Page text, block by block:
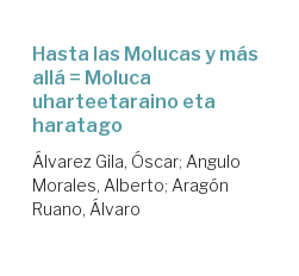
Hasta las Molucas y más
allá = Moluca
uharteetaraino eta
haratago
Álvarez Gila, Óscar; Angulo
Morales, Alberto; Aragón
Ruano, Álvaro